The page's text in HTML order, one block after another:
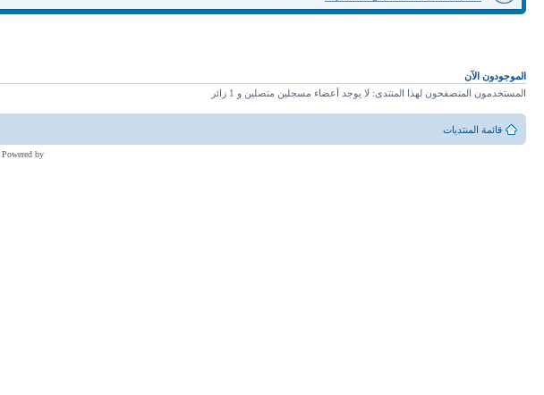
الموجودون الآن
المستخدمون المتصفحون لهذا المنتدى: لا يوجد أعضاء مسجلين متصلين و 1 زائر
قائمة المنتديات
Powered by